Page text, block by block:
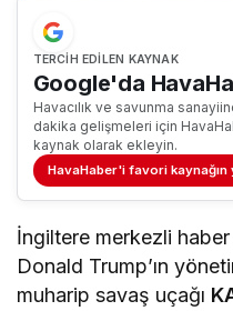
TERCIH EDILEN KAYNAK
Google'da
Havacılık ve savunma
dakika gelişmeleri için
kaynak olarak ekleyin.
HavaHaber'i favori kaynağın
İngiltere merkezli haber
Donald Trump’ın
muharip savaş uçağı